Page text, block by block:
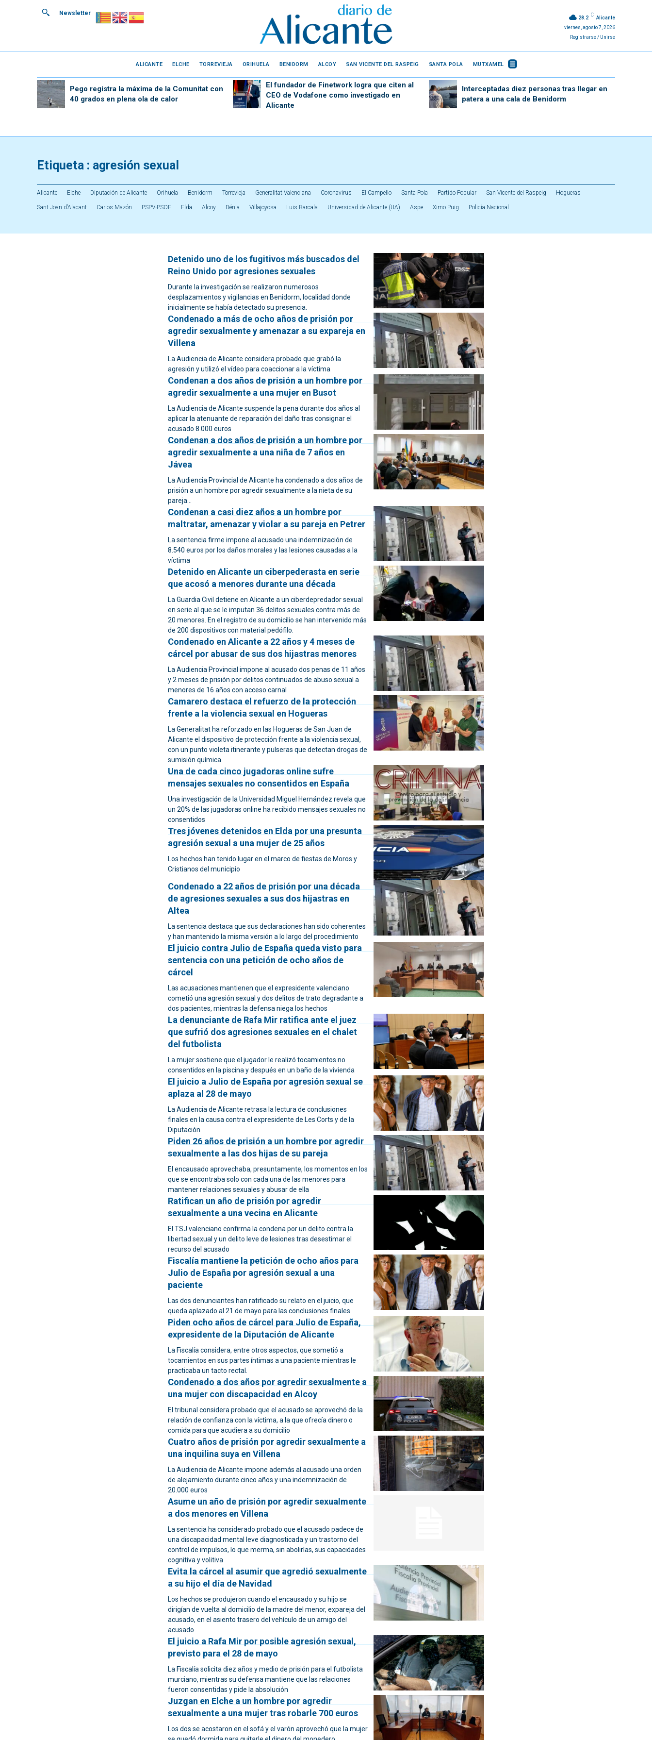
Newsletter
28.2
C
Alicante
viernes, agosto 7, 2026
Registrarse / Unirse
ALICANTE ELCHE TORREVIEJA ORIHUELA BENIDORM ALCOY SAN VICENTE DEL RASPEIG SANTA POLA MUTXAMEL
Pego registra la máxima de la Comunitat con
40 grados en plena ola de calor
El fundador de Finetwork logra que citen al
CEO de Vodafone como investigado en
Alicante
Interceptadas diez personas tras llegar en
patera a una cala de Benidorm
Etiqueta : agresión sexual
Alicante Elche Diputación de Alicante Orihuela Benidorm Torrevieja Generalitat Valenciana Coronavirus El Campello Santa Pola Partido Popular San Vicente del Raspeig Hogueras
Sant Joan d’Alacant Carlos Mazón PSPV-PSOE Elda Alcoy Dénia Villajoyosa Luis Barcala Universidad de Alicante (UA) Aspe Ximo Puig Policía Nacional
Detenido uno de los fugitivos más buscados del
Reino Unido por agresiones sexuales
Durante la investigación se realizaron numerosos
desplazamientos y vigilancias en Benidorm, localidad donde
inicialmente se había detectado su presencia.
Condenado a más de ocho años de prisión por
agredir sexualmente y amenazar a su expareja en
Villena
La Audiencia de Alicante considera probado que grabó la
agresión y utilizó el vídeo para coaccionar a la víctima
Condenan a dos años de prisión a un hombre por
agredir sexualmente a una mujer en Busot
La Audiencia de Alicante suspende la pena durante dos años al
aplicar la atenuante de reparación del daño tras consignar el
acusado 8.000 euros
Condenan a dos años de prisión a un hombre por
agredir sexualmente a una niña de 7 años en
Jávea
La Audiencia Provincial de Alicante ha condenado a dos años de
prisión a un hombre por agredir sexualmente a la nieta de su
pareja...
Condenan a casi diez años a un hombre por
maltratar, amenazar y violar a su pareja en Petrer
La sentencia firme impone al acusado una indemnización de
8.540 euros por los daños morales y las lesiones causadas a la
víctima
Detenido en Alicante un ciberpederasta en serie
que acosó a menores durante una década
La Guardia Civil detiene en Alicante a un ciberdepredador sexual
en serie al que se le imputan 36 delitos sexuales contra más de
20 menores. En el registro de su domicilio se han intervenido más
de 200 dispositivos con material pedófilo.
Condenado en Alicante a 22 años y 4 meses de
cárcel por abusar de sus dos hijastras menores
La Audiencia Provincial impone al acusado dos penas de 11 años
y 2 meses de prisión por delitos continuados de abuso sexual a
menores de 16 años con acceso carnal
Camarero destaca el refuerzo de la protección
frente a la violencia sexual en Hogueras
La Generalitat ha reforzado en las Hogueras de San Juan de
Alicante el dispositivo de protección frente a la violencia sexual,
con un punto violeta itinerante y pulseras que detectan drogas de
sumisión química.
Una de cada cinco jugadoras online sufre
mensajes sexuales no consentidos en España
Una investigación de la Universidad Miguel Hernández revela que
un 20% de las jugadoras online ha recibido mensajes sexuales no
consentidos
Tres jóvenes detenidos en Elda por una presunta
agresión sexual a una mujer de 25 años
Los hechos han tenido lugar en el marco de fiestas de Moros y
Cristianos del municipio
Condenado a 22 años de prisión por una década
de agresiones sexuales a sus dos hijastras en
Altea
La sentencia destaca que sus declaraciones han sido coherentes
y han mantenido la misma versión a lo largo del procedimiento
El juicio contra Julio de España queda visto para
sentencia con una petición de ocho años de
cárcel
Las acusaciones mantienen que el expresidente valenciano
cometió una agresión sexual y dos delitos de trato degradante a
dos pacientes, mientras la defensa niega los hechos
La denunciante de Rafa Mir ratifica ante el juez
que sufrió dos agresiones sexuales en el chalet
del futbolista
La mujer sostiene que el jugador le realizó tocamientos no
consentidos en la piscina y después en un baño de la vivienda
El juicio a Julio de España por agresión sexual se
aplaza al 28 de mayo
La Audiencia de Alicante retrasa la lectura de conclusiones
finales en la causa contra el expresidente de Les Corts y de la
Diputación
Piden 26 años de prisión a un hombre por agredir
sexualmente a las dos hijas de su pareja
El encausado aprovechaba, presuntamente, los momentos en los
que se encontraba solo con cada una de las menores para
mantener relaciones sexuales y abusar de ella
Ratifican un año de prisión por agredir
sexualmente a una vecina en Alicante
El TSJ valenciano confirma la condena por un delito contra la
libertad sexual y un delito leve de lesiones tras desestimar el
recurso del acusado
Fiscalía mantiene la petición de ocho años para
Julio de España por agresión sexual a una
paciente
Las dos denunciantes han ratificado su relato en el juicio, que
queda aplazado al 21 de mayo para las conclusiones finales
Piden ocho años de cárcel para Julio de España,
expresidente de la Diputación de Alicante
La Fiscalía considera, entre otros aspectos, que sometió a
tocamientos en sus partes íntimas a una paciente mientras le
practicaba un tacto rectal.
Condenado a dos años por agredir sexualmente a
una mujer con discapacidad en Alcoy
El tribunal considera probado que el acusado se aprovechó de la
relación de confianza con la víctima, a la que ofrecía dinero o
comida para que acudiera a su domicilio
Cuatro años de prisión por agredir sexualmente a
una inquilina suya en Villena
La Audiencia de Alicante impone además al acusado una orden
de alejamiento durante cinco años y una indemnización de
20.000 euros
Asume un año de prisión por agredir sexualmente
a dos menores en Villena
La sentencia ha considerado probado que el acusado padece de
una discapacidad mental leve diagnosticada y un trastorno del
control de impulsos, lo que merma, sin abolirlas, sus capacidades
cognitiva y volitiva
Evita la cárcel al asumir que agredió sexualmente
a su hijo el día de Navidad
Los hechos se produjeron cuando el encausado y su hijo se
dirigían de vuelta al domicilio de la madre del menor, expareja del
acusado, en el asiento trasero del vehículo de un amigo del
acusado
El juicio a Rafa Mir por posible agresión sexual,
previsto para el 28 de mayo
La Fiscalía solicita diez años y medio de prisión para el futbolista
murciano, mientras su defensa mantiene que las relaciones
fueron consentidas y pide la absolución
Juzgan en Elche a un hombre por agredir
sexualmente a una mujer tras robarle 700 euros
Los dos se acostaron en el sofá y el varón aprovechó que la mujer